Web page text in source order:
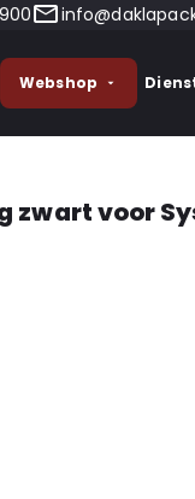
Webshop
zwart voor